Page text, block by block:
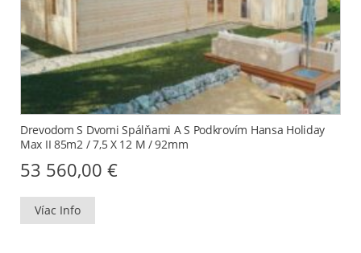
Drevodom S Dvomi Spálňami A S Podkrovím Hansa Holiday
Max II 85m2 / 7,5 X 12 M / 92mm
53 560,00 €
Víac Info